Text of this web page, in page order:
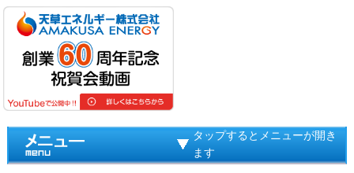
タップするとメニューが開き
ます